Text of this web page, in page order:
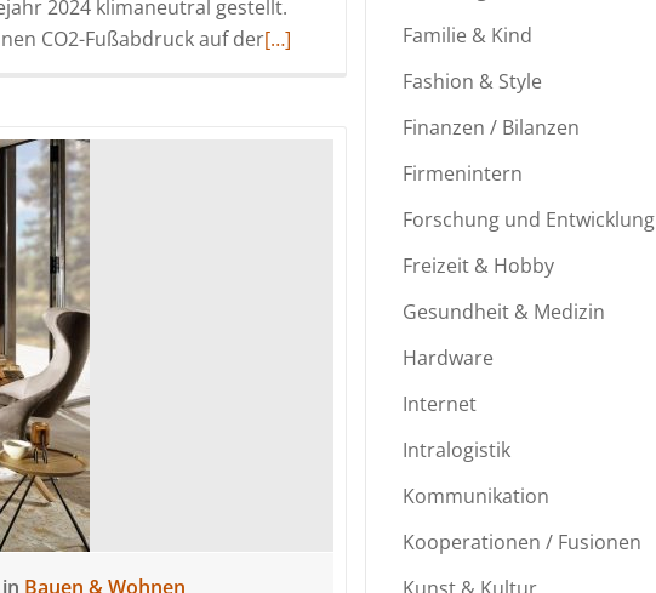
2024 klimaneutral gestellt.
CO2-Fußabdruck auf derRead
Massivholzmöbel
[…]
Bauen & Wohnen
Familie & Kind
Fashion & Style
Finanzen / Bilanzen
Firmenintern
Forschung und Entwicklung
Freizeit & Hobby
Gesundheit & Medizin
Hardware
Internet
Intralogistik
Kommunikation
Kooperationen / Fusionen